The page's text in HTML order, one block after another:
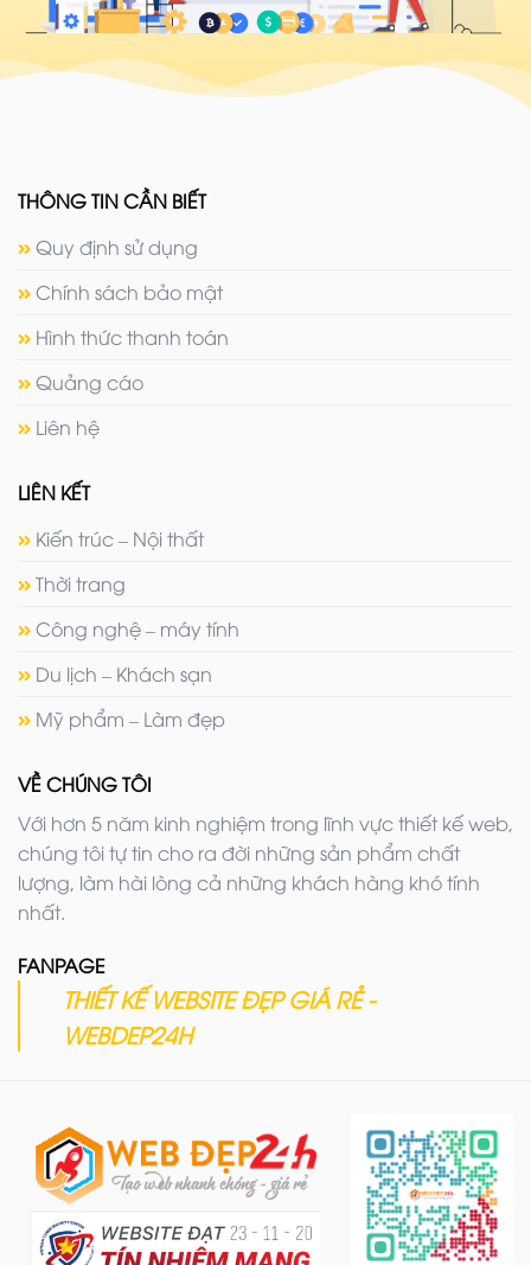
THÔNG TIN CẦN BIẾT
Quy định sử dụng
Chính sách bảo mật
Hình thức thanh toán
Quảng cáo
Liên hệ
LIÊN KẾT
Kiến trúc – Nội thất
Thời trang
Công nghệ – máy tính
Du lịch – Khách sạn
Mỹ phẩm – Làm đẹp
VỀ CHÚNG TÔI
Với hơn 5 năm kinh nghiệm trong lĩnh vực thiết kế web,
chúng tôi tự tin cho ra đời những sản phẩm chất
lượng, làm hài lòng cả những khách hàng khó tính
nhất.
FANPAGE
THIẾT KẾ WEBSITE ĐẸP GIÁ RẺ -
WEBDEP24H